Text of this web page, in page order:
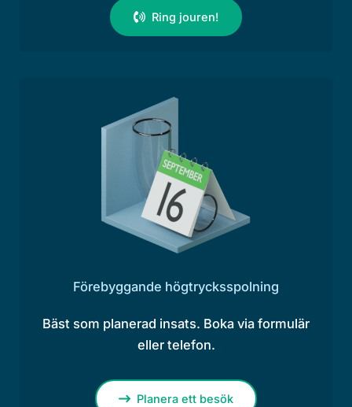
Ring jouren!
Förebyggande högtrycksspolning
Bäst som planerad insats. Boka via formulär
eller telefon.
Planera ett besök